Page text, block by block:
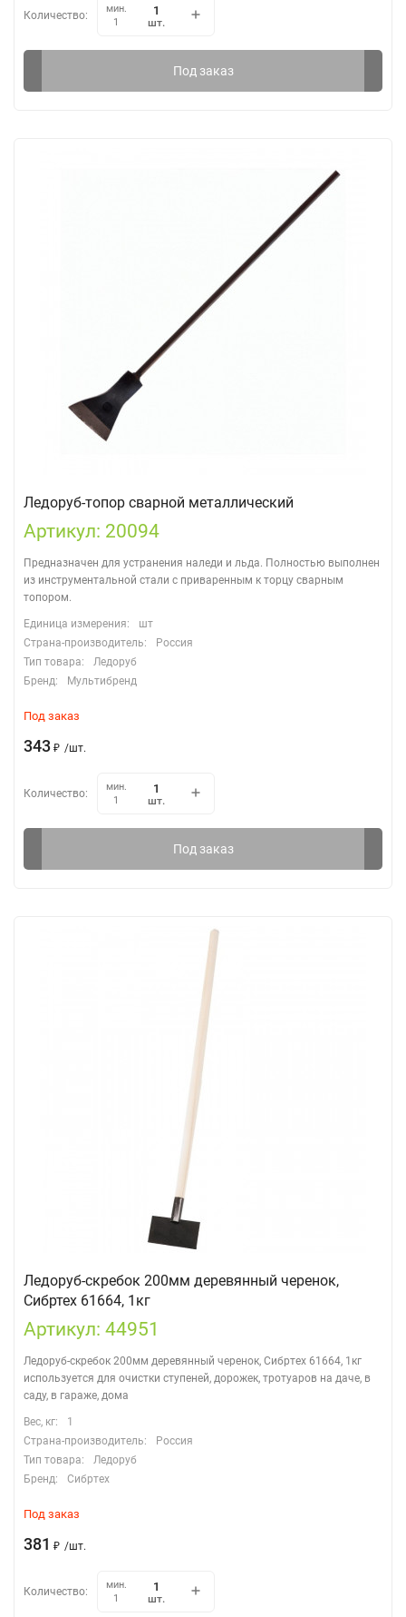
Количество:
мин.
1
шт.
Под заказ
Ледоруб-топор сварной металлический
Артикул: 20094
Предназначен для устранения наледи и льда. Полностью выполнен
из инструментальной стали с приваренным к торцу сварным
топором.
Единица измерения:
шт
Страна-производитель:
Россия
Тип товара:
Ледоруб
Бренд:
Мультибренд
Под заказ
343 ₽ /шт.
Количество:
мин.
1
шт.
Под заказ
Ледоруб-скребок 200мм деревянный черенок,
Сибртех 61664, 1кг
Артикул: 44951
Ледоруб-скребок 200мм деревянный черенок, Сибртех 61664, 1кг
используется для очистки ступеней, дорожек, тротуаров на даче, в
саду, в гараже, дома
Вес, кг:
1
Страна-производитель:
Россия
Тип товара:
Ледоруб
Бренд:
Сибртех
Под заказ
381 ₽ /шт.
Количество:
мин.
1
шт.